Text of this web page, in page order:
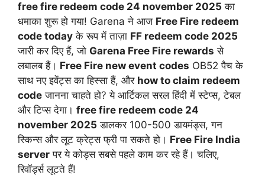
free fire redeem code 24 november 2025 का
धमाका शुरू हो गया! Garena ने आज Free Fire redeem
code today के रूप में ताज़ा FF redeem code 2025
जारी कर दिए हैं, जो Garena Free Fire rewards से
लबालब हैं। Free Fire new event codes OB52 पैच के
साथ नए इवेंट्स का हिस्सा हैं, और how to claim redeem
code जानना चाहते हो? ये आर्टिकल सरल हिंदी में स्टेप्स, टेबल
और टिप्स देगा। free fire redeem code 24
november 2025 डालकर 100-500 डायमंड्स, गन
स्किन्स और लूट क्रेट्स फ्री पा सकते हो। Free Fire India
server पर ये कोड्स सबसे पहले काम कर रहे हैं। चलिए,
रिवॉर्ड्स लूटते हैं!